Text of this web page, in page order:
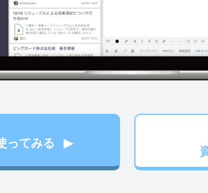
ってみる